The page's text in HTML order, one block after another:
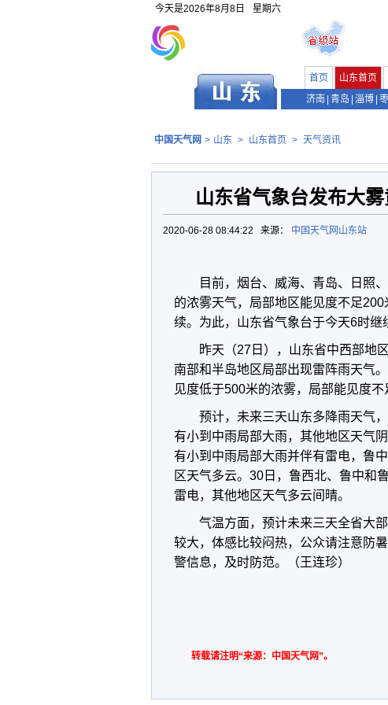
今天是2026年8月8日 星期六
首页 山东首页
济南 青岛 淄博
中国天气网 > 山东 > 山东首页 > 天气资讯
山东省气象台发布大
2020-06-28 08:44:22 来源： 中国天气网山东站
目前，烟台、威海、青岛、日照
的浓雾天气，局部地区能见度不足
续。为此，山东省气象台于今天6时继
昨天（27日），山东省中西部
南部和半岛地区局部出现雷阵雨天气
见度低于500米的浓雾，局部能见度不
预计，未来三天山东多降雨天气，
有小到中雨局部大雨，其他地区天气阴
有小到中雨局部大雨并伴有雷电，鲁
区天气多云。 30日，鲁西北、鲁中和
雷电，其他地区天气多云间晴。
气温方面，预计未来三天全省大
较大，体感比较闷热，公众请注意防
警信息，及时防范。（王连珍）
转载请注明“来源：中国天气网”。